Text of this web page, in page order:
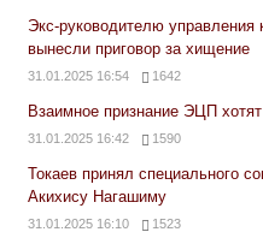
Экс-руководителю
вынесли приговор за хищение
31.01.2025 16:54 1642
Взаимное признание ЭЦП
31.01.2025 16:42 1590
Токаев принял специального
Акихису Нагашиму
31.01.2025 16:10 1523